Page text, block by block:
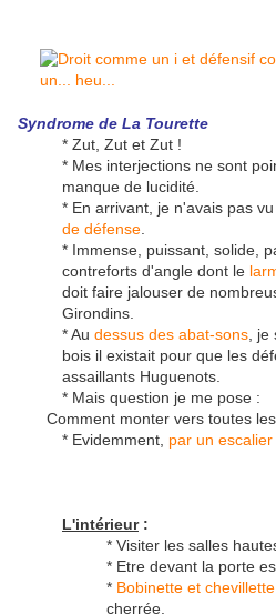
Syndrome de La Tourette
* Zut, Zut et Zut !
* Mes interjections ne sont
manque de lucidité.
* En arrivant, je n'avais pas
de défense
* Immense, puissant, solide,
contreforts d'angle dont le
doit faire jalouser de
Girondins.
* Au dessus des abat-sons ,
bois il existait pour que les
assaillants Huguenots.
* Mais question je me pose :
Comment monter vers toutes
* Evidemment, par un
L'intérieur:
* Visiter les salles
* Etre devant la porte
* Bobinette et chevillette
cherrée.